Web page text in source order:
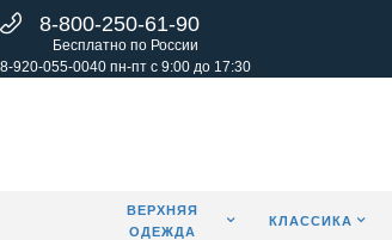
8-800-250-61-90
Бесплатно по России
8-920-055-0040 пн-пт с 9:00 до 17:30
ВЕРХНЯЯ
ОДЕЖДА
КЛАССИКА